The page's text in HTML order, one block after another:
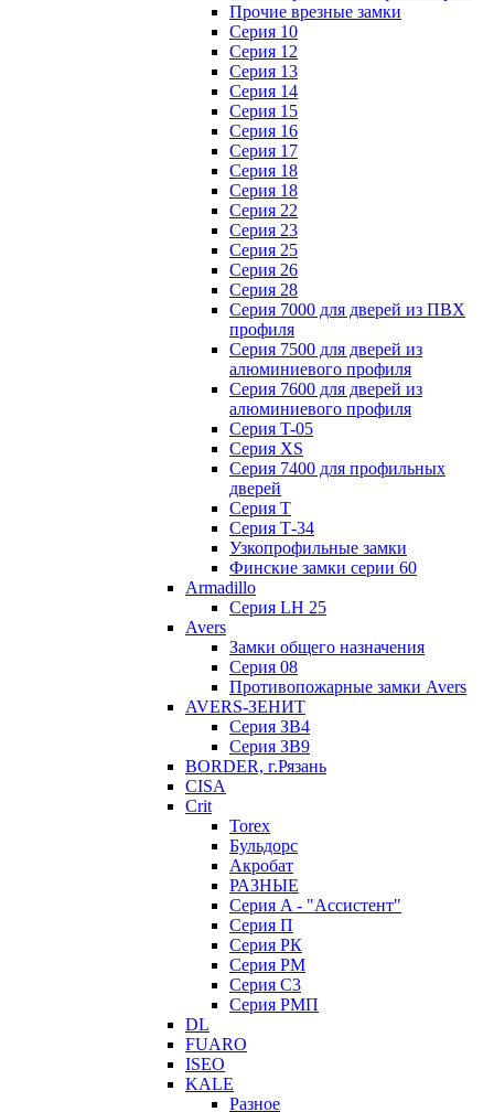
Прочие врезные замки
Серия 10
Серия 12
Серия 13
Серия 14
Серия 15
Серия 16
Серия 17
Серия 18
Серия 18
Серия 22
Серия 23
Серия 25
Серия 26
Серия 28
Серия 7000 для дверей из ПВХ
профиля
Серия 7500 для дверей из
алюминиевого профиля
Серия 7600 для дверей из
алюминиевого профиля
Серия T-05
Серия XS
Серия 7400 для профильных
дверей
Серия Т
Серия Т-34
Узкопрофильные замки
Финские замки серии 60
Armadillo
Серия LH 25
Avers
Замки общего назначения
Серия 08
Противопожарные замки Avers
AVERS-ЗЕНИТ
Серия ЗВ4
Серия ЗВ9
BORDER, г.Рязань
CISA
Crit
Torex
Бульдорс
Акробат
РАЗНЫЕ
Серия A - "Ассистент"
Серия П
Серия РК
Серия РМ
Серия С3
Серия РМП
DL
FUARO
ISEO
KALE
Разное